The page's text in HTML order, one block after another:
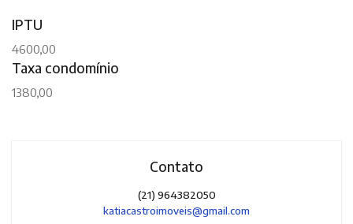
IPTU
4600,00
Taxa condomínio
1380,00
Contato
(21) 964382050
katiacastroimoveis@gmail.com